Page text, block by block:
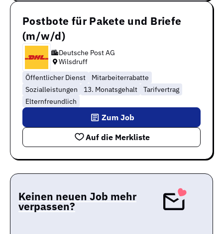
Postbote für Pakete und Briefe
(m/w/d)
Deutsche Post AG
Wilsdruff
Öffentlicher Dienst
Mitarbeiterrabatte
Sozialleistungen
13. Monatsgehalt
Tarifvertrag
Elternfreundlich
Auf die Merkliste
Zum Job
Keinen neuen Job mehr
verpassen?